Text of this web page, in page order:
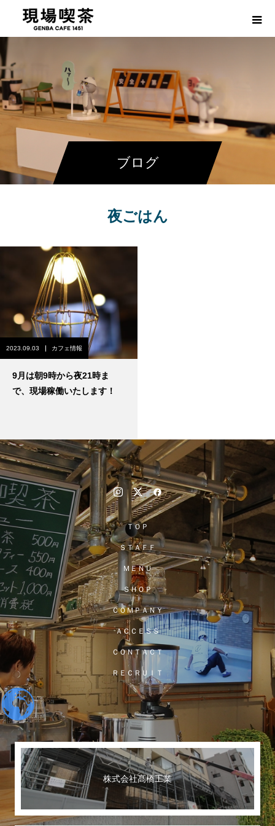
ブログ
夜ごはん
2023.09.03 カフェ情報
9月は朝9時から夜21時ま
で、現場稼働いたします！
ＴＯＰ
ＳＴＡＦＦ
ＭＥＮＵ
ＳＨＯＰ
ＣＯＭＰＡＮＹ
ＡＣＣＥＳＳ
ＣＯＮＴＡＣＴ
ＲＥＣＲＵＩＴ
株式会社髙橋工業